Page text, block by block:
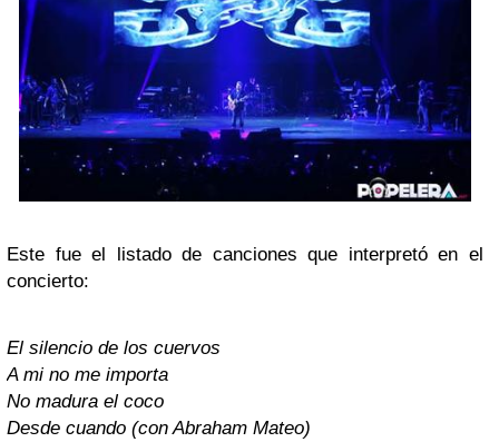
Este fue el listado de canciones que interpretó en el
concierto:
El silencio de los cuervos
A mi no me importa
No madura el coco
Desde cuando (con Abraham Mateo)